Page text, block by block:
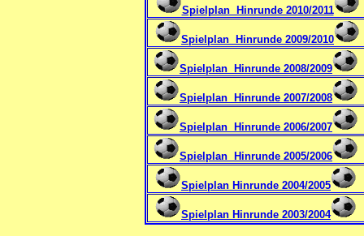
Spielplan Hinrunde 2010/2011
Spielplan Hinrunde 2009/2010
Spielplan Hinrunde 2008/2009
Spielplan Hinrunde 2007/2008
Spielplan Hinrunde 2006/2007
Spielplan Hinrunde 2005/2006
Spielplan Hinrunde 2004/2005
Spielplan Hinrunde 2003/2004